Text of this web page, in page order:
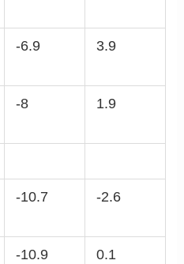
-6.9 3.9
-8 1.9
-10.7 -2.6
-10.9 0.1